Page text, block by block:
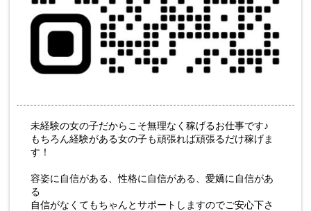
未経験の女の子だからこそ無理なく稼げるお仕事です♪
もちろん経験がある女の子も頑張れば頑張るだけ稼げま
す！
容姿に自信がある、性格に自信がある、愛嬌に自信があ
る
自信がなくてもちゃんとサポートしますのでご安心下さ